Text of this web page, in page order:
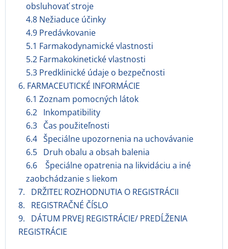
obsluhovať stroje
4.8 Nežiaduce účinky
4.9 Predávkovanie
5.1 Farmakodynamické vlastnosti
5.2 Farmakokinetické vlastnosti
5.3 Predklinické údaje o bezpečnosti
6. FARMACEUTICKÉ INFORMÁCIE
6.1 Zoznam pomocných látok
6.2 Inkompatibility
6.3 Čas použiteľnosti
6.4 Špeciálne upozornenia na uchovávanie
6.5 Druh obalu a obsah balenia
6.6 Špeciálne opatrenia na likvidáciu a iné
zaobchádzanie s liekom
7. DRŽITEĽ ROZHODNUTIA O REGISTRÁCII
8. REGISTRAČNÉ ČÍSLO
9. DÁTUM PRVEJ REGISTRÁCIE/ PREDĹŽENIA
REGISTRÁCIE